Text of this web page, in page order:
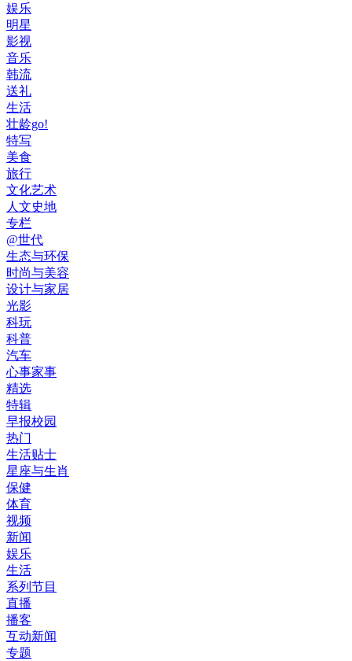
娱乐
明星
影视
音乐
韩流
送礼
生活
壮龄go!
特写
美食
旅行
文化艺术
人文史地
专栏
@世代
生态与环保
时尚与美容
设计与家居
光影
科玩
科普
汽车
心事家事
精选
特辑
早报校园
热门
生活贴士
星座与生肖
保健
体育
视频
新闻
娱乐
生活
系列节目
直播
播客
互动新闻
专题